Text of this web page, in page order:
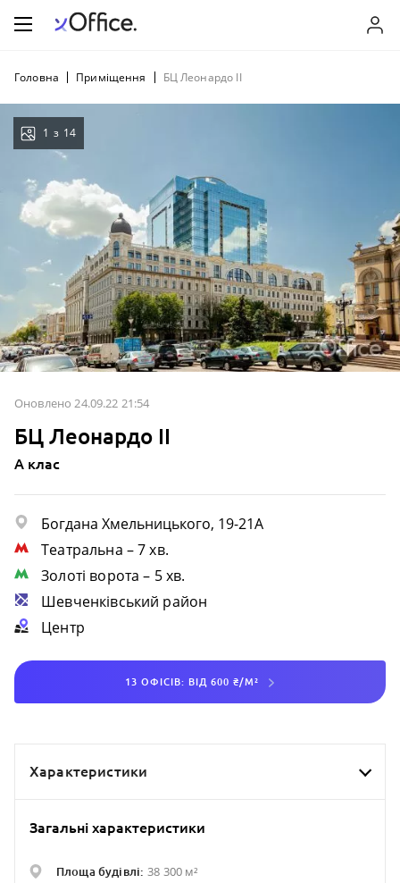
Головна Приміщення БЦ Леонардо ІІ
Оновлено 24.09.22 21:54
БЦ Леонардо ІІ
A клас
Богдана Хмельницького, 19-21А
Театральна – 7 хв.
Золоті ворота – 5 хв.
Шевченківський район
Центр
13 ОФІСІВ: ВІД 600 ₴/М²
1 з 14
Характеристики
Загальні характеристики
Площа будівлі: 38 300 м²